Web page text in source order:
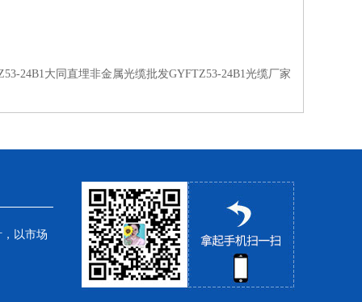
24B1大同直埋非金属光缆批发GYFTZ53-24B1光缆厂家
以市场